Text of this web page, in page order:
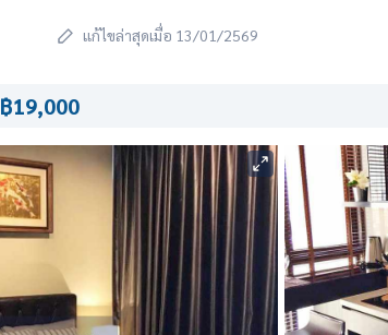
แก้ไขล่าสุดเมื่อ 13/01/2569
฿19,000